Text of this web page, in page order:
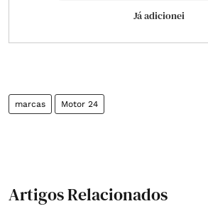
Já adicionei
marcas Motor 24
Artigos Relacionados